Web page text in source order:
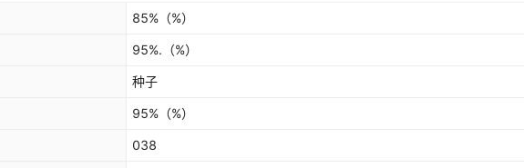
85% （%）
95%. （%）
种子
95% （%）
038